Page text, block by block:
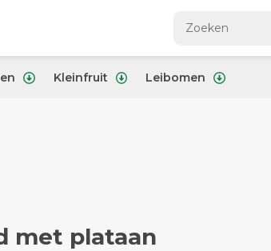
Kleinfruit Leibomen
met plataan